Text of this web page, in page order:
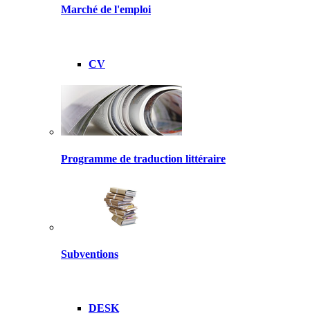
Marché de l'emploi
CV
Programme de traduction littéraire
Subventions
DESK